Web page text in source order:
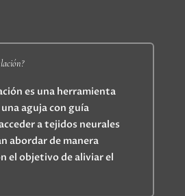
es una herramienta
aguja con guía
a tejidos neurales
abordar de manera
el objetivo de aliviar el